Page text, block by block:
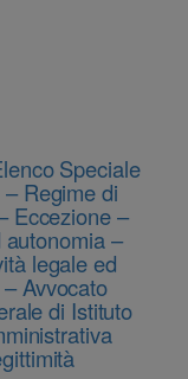
Speciale
Regime di
Eccezione –
–
legale ed
Avvocato
di Istituto